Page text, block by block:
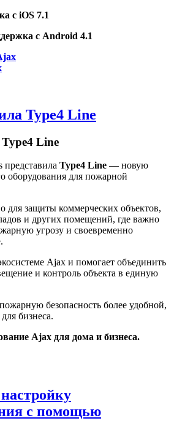
с iOS 7.1
с Android 4.1
Type4 Line
Line
Type4 Line — новую
оборудования для пожарной
для защиты коммерческих объектов,
и других помещений, где важно
угрозу и своевременно
Ajax и помогает объединить
и контроль объекта в единую
безопасность более удобной,
бизнеса.
Ajax для дома и бизнеса.
с помощью